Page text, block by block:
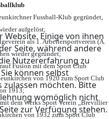
Einige von ihnen
Seite, während andere
Nutzererfahrung zu
können selbst
zulassen möchten. Bitte
womöglich nicht
zur Verfügung stehen.
Fussball-Klub gegründet,
aufgelöst;
als 1. Arbeitersportverein (A.
wieder gegründet;
Fusion mit dem Sport Club
von 1920 zum Sport Club
1913;
dem Werks Sport Verein „Brevillier
von 1932 zum Sport Club